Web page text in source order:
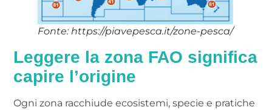
Fonte: https://piavepesca.it/zone-pesca/
Leggere la zona FAO significa
capire l’origine
Ogni zona racchiude ecosistemi, specie e pratiche